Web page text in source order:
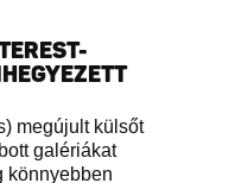
megújult külsőt
galériákat
könnyebben